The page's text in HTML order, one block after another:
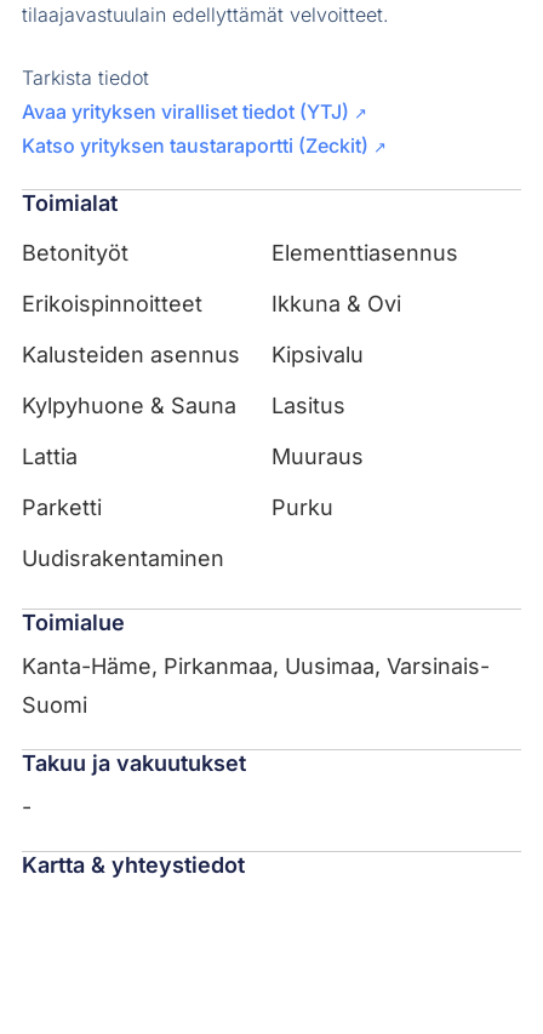
tilaajavastuulain edellyttämät velvoitteet.
Tarkista tiedot
Avaa yrityksen viralliset tiedot (YTJ) ↗
Katso yrityksen taustaraportti (Zeckit) ↗
Toimialat
Betonityöt
Elementtiasennus
Erikoispinnoitteet
Ikkuna & Ovi
Kalusteiden asennus
Kipsivalu
Kylpyhuone & Sauna
Lasitus
Lattia
Muuraus
Parketti
Purku
Uudisrakentaminen
Toimialue
Kanta-Häme, Pirkanmaa, Uusimaa, Varsinais-
Suomi
Takuu ja vakuutukset
-
Kartta & yhteystiedot